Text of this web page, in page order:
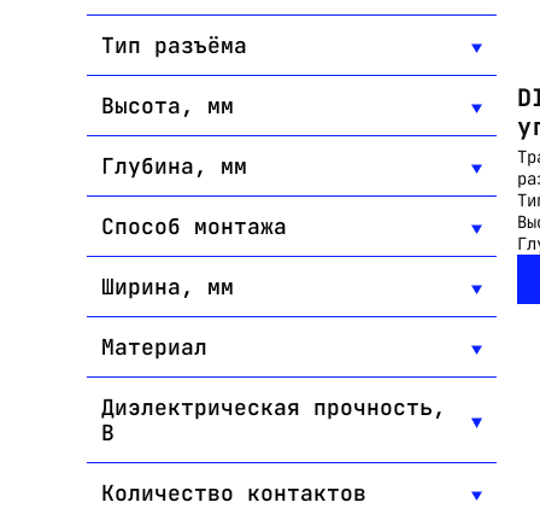
Тип разъёма
Высота, мм
Глубина, мм
Способ монтажа
Ширина, мм
Материал
Диэлектрическая прочность,
В
Количество контактов